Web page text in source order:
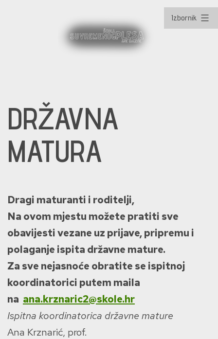
sadržaj
Izbornik
DRŽAVNA
MATURA
Dragi maturanti i roditelji,
Na ovom mjestu možete pratiti sve
obavijesti vezane uz prijave, pripremu i
polaganje ispita državne mature.
Za sve nejasnoće obratite se ispitnoj
koordinatorici putem maila
na ana.krznaric2@skole.hr
Ispitna koordinatorica državne mature
Ana Krznarić, prof.